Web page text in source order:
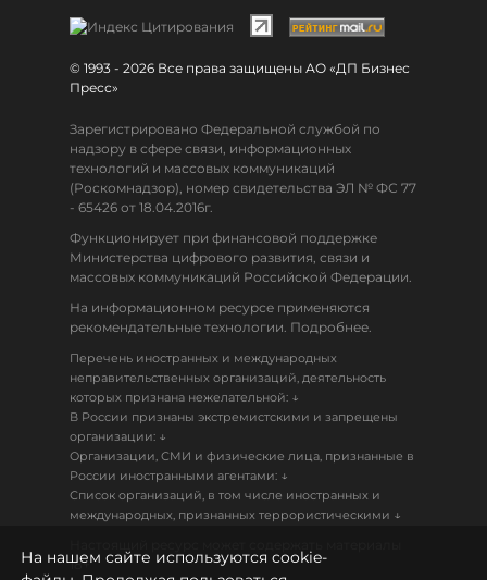
© 1993 - 2026 Все права защищены АО «ДП Бизнес
Пресс»
Зарегистрировано Федеральной службой по
надзору в сфере связи, информационных
технологий и массовых коммуникаций
(Роскомнадзор), номер свидетельства ЭЛ № ФС 77
- 65426 от 18.04.2016г.
Функционирует при финансовой поддержке
Министерства цифрового развития, связи и
массовых коммуникаций Российской Федерации.
На информационном ресурсе применяются
рекомендательные технологии. Подробнее.
Перечень иностранных и международных
неправительственных организаций, деятельность
которых признана нежелательной: ↓
В России признаны экстремистскими и запрещены
организации: ↓
Организации, СМИ и физические лица, признанные в
России иностранными агентами: ↓
Список организаций, в том числе иностранных и
международных, признанных террористическими ↓
18+
На нашем сайте используются cookie-